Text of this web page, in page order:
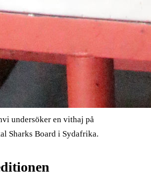
undersöker en vithaj på
Sharks Board i Sydafrika.